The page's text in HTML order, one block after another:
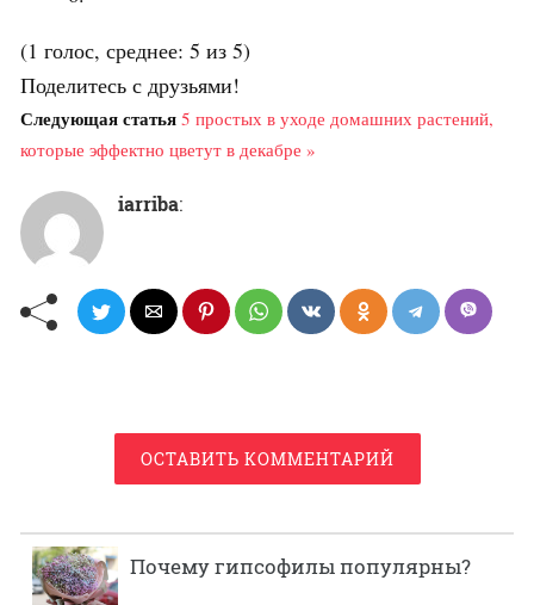
(1 голос, среднее: 5 из 5)
Поделитесь с друзьями!
Следующая статья 5 простых в уходе домашних растений,
которые эффектно цветут в декабре »
iarriba:
ОСТАВИТЬ КОММЕНТАРИЙ
Почему гипсофилы популярны?